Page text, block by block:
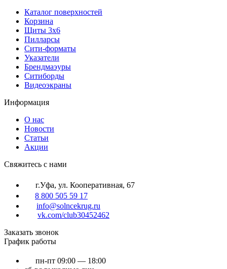
Каталог поверхностей
Корзина
Щиты 3х6
Пилларсы
Сити-форматы
Указатели
Брендмаэуры
Ситиборды
Видеоэкраны
Информация
О нас
Новости
Статьи
Акции
Cвяжитесь с нами
г.Уфа, ул. Кооперативная, 67
8 800 505 59 17
info@solncekrug.ru
vk.com/club30452462
Заказать звонок
График работы
пн-пт 09:00 — 18:00